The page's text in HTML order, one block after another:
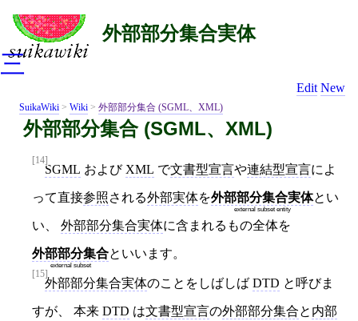
外部部分集合実体
Edit New
SuikaWiki > Wiki > 外部部分集合 (SGML、XML)
外部部分集合 (SGML、XML)
[14]
SGML および XML で文書型宣言や連結型宣言によ
って直接参照される外部実体を外部部分集合実体
external subset entity
とい
い、 外部部分集合実体に含まれるもの全体を
外部部分集合
external subset
といいます。
[15]
外部部分集合実体のことをしばしば DTD と呼びま
すが、 本来 DTD は文書型宣言の外部部分集合と 内部
三